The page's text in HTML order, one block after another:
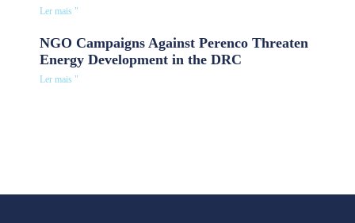
Ler mais "
NGO Campaigns Against Perenco Threaten
Energy Development in the DRC
Ler mais "